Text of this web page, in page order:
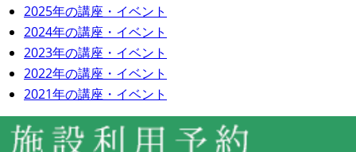
2025年の講座・イベント
2024年の講座・イベント
2023年の講座・イベント
2022年の講座・イベント
2021年の講座・イベント